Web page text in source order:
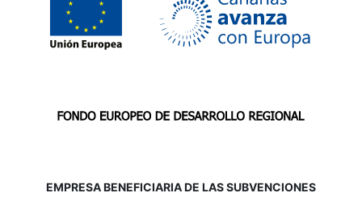
EMPRESA BENEFICIARIA DE LAS SUBVENCIONES